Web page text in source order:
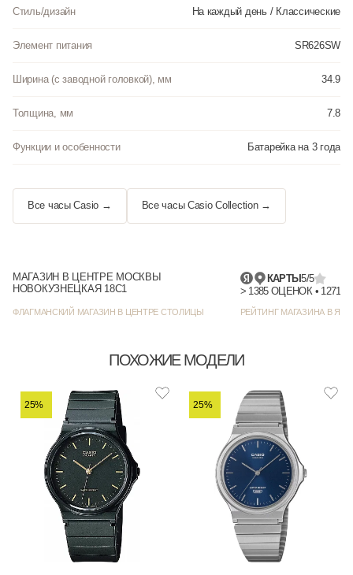
Стиль/дизайн На каждый день / Классические
Элемент питания SR626SW
Ширина (с заводной головкой), мм 34.9
Толщина, мм 7.8
Функции и особенности Батарейка на 3 года
Все часы Casio → Все часы Casio Collection →
МАГАЗИН В ЦЕНТРЕ МОСКВЫ
НОВОКУЗНЕЦКАЯ 18С1
ФЛАГМАНСКИЙ МАГАЗИН В ЦЕНТРЕ СТОЛИЦЫ
КАРТЫ5/5
РЕЙТИНГ МАГАЗИНА В
ПОХОЖИЕ МОДЕЛИ
25% 25%